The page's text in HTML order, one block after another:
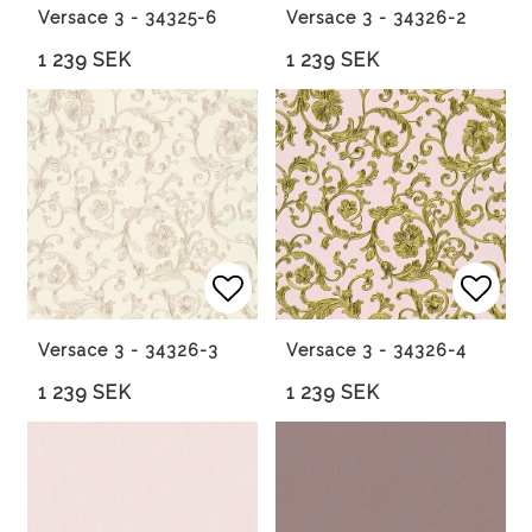
Versace 3 - 34325-6
1 239 SEK
Versace 3 - 34326-2
1 239 SEK
Lägg till i favoritlistan
Versace 3 - 34326-3
1 239 SEK
Versace 3 - 34326-4
1 239 SEK